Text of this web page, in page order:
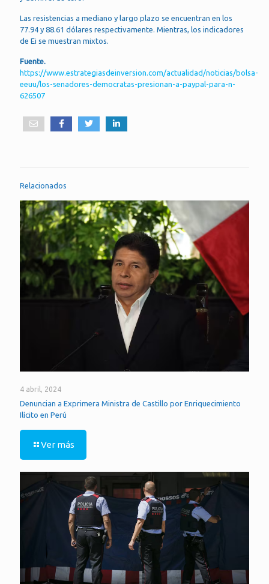
Las resistencias a mediano y largo plazo se encuentran en los
77.94 y 88.61 dólares respectivamente. Mientras, los indicadores
de Ei se muestran mixtos.
Fuente.
https://www.estrategiasdeinversion.com/actualidad/noticias/bolsa-
eeuu/los-senadores-democratas-presionan-a-paypal-para-n-
626507
Relacionados
4 abril, 2024
Denuncian a Exprimera Ministra de Castillo por Enriquecimiento
Ilícito en Perú
Ver más